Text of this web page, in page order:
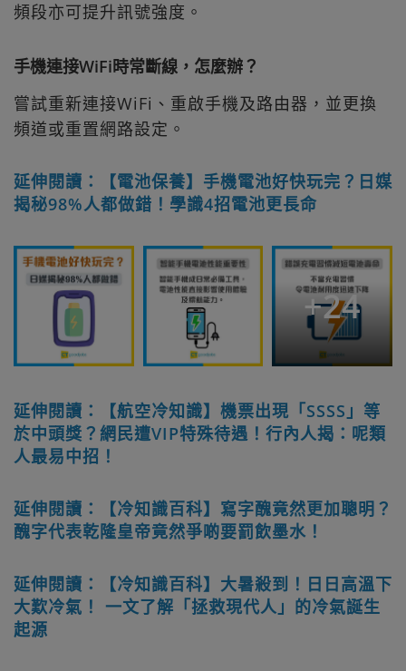
頻段亦可提升訊號強度。
手機連接WiFi時常斷線，怎麼辦？
嘗試重新連接WiFi、重啟手機及路由器，並更換
頻道或重置網路設定。
延伸閱讀：【電池保養】手機電池好快玩完？日媒
揭秘98%人都做錯！學識4招電池更長命
+24
延伸閱讀：【航空冷知識】機票出現「SSSS」等
於中頭獎？網民遭VIP特殊待遇！行內人揭：呢類
人最易中招！
延伸閱讀：【冷知識百科】寫字醜竟然更加聰明？
醜字代表乾隆皇帝竟然爭啲要罰飲墨水！
延伸閱讀：【冷知識百科】大暑殺到！日日高溫下
大歎冷氣！ 一文了解「拯救現代人」的冷氣誕生
起源